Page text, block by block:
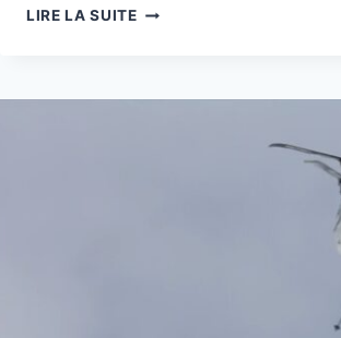
LIRE LA SUITEVIDÉO
GROSSE